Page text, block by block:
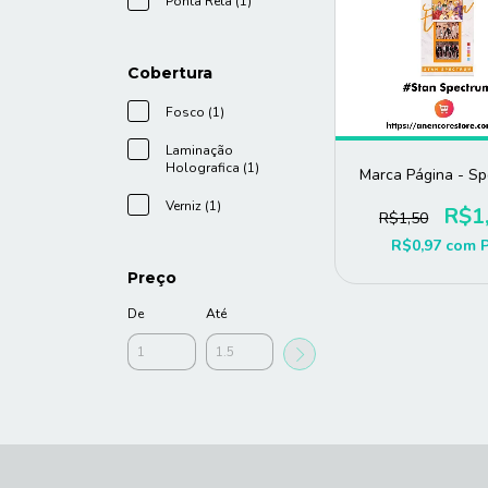
Cobertura
Fosco (1)
Laminação
Holografica (1)
Verniz (1)
Preço
De Até
Marca Página -
R$1,50
R$0,97 com